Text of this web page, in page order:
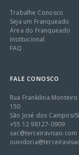
Trabalhe Conosco
Seja um Franqueado
Área do Franqueado
Institucional
FAQ
FALE CONOSCO
Rua Frankilina
150
São José dos Campos/
+55 12 98127-0909
sac@terceiravisao.com